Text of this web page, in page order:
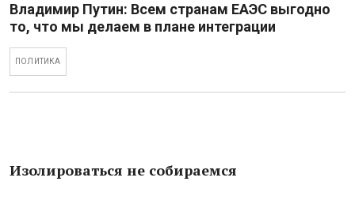
Владимир Путин: Всем странам ЕАЭС выгодно
то, что мы делаем в плане интеграции
ПОЛИТИКА
Изолироваться не собираемся